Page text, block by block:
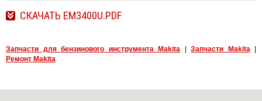
СКАЧАТЬ EM3400U.PDF
Запчасти для бензинового инструмента Makita Запчасти Makita|
Ремонт Makita